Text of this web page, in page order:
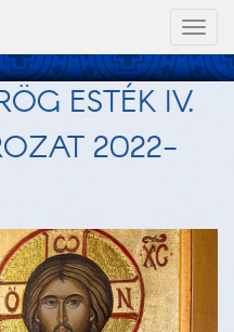
ESTÉK IV.
2022-